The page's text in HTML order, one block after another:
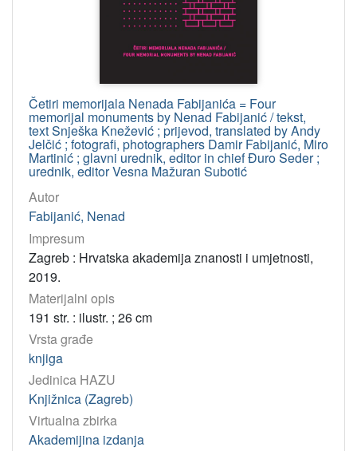
Četiri memorijala Nenada Fabijanića = Four
memorijal monuments by Nenad Fabijanić / tekst,
text Snješka Knežević ; prijevod, translated by Andy
Jelčić ; fotografi, photographers Damir Fabijanić, Miro
Martinić ; glavni urednik, editor in chief Đuro Seder ;
urednik, editor Vesna Mažuran Subotić
Autor
Fabijanić, Nenad
Impresum
Zagreb : Hrvatska akademija znanosti i umjetnosti,
2019.
Materijalni opis
191 str. : ilustr. ; 26 cm
Vrsta građe
knjiga
Jedinica HAZU
Knjižnica (Zagreb)
Virtualna zbirka
Akademijina izdanja